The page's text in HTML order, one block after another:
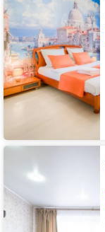
с
камином
Апартаменты
ТРК